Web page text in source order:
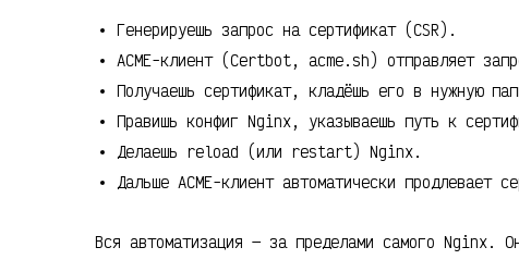
Генерируешь запрос на сертификат (CSR).
ACME-клиент (Certbot, acme.sh) отправляет
Получаешь сертификат, кладёшь его в нужную
Правишь конфиг Nginx, указываешь путь к
Делаешь reload (или restart) Nginx.
Дальше ACME-клиент автоматически продлевает
Вся автоматизация — за пределами самого Nginx.